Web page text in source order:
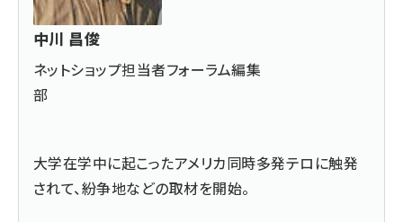
中川 昌俊
ネットショップ担当者フォーラム編集
部
大学在学中に起こったアメリカ同時多発テロに触発
されて、紛争地などの取材を開始。